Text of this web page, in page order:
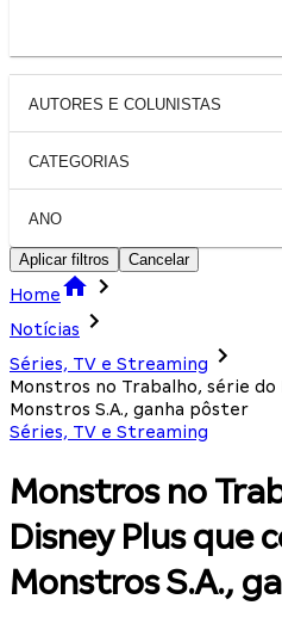
AUTORES E COLUNISTAS
CATEGORIAS
ANO
Aplicar filtros Cancelar
Home
Notícias
Séries, TV e Streaming
Monstros no Trabalho, série do
Monstros S.A., ganha pôster
Séries, TV e Streaming
Monstros no
Disney Plus que
Monstros S.A.,